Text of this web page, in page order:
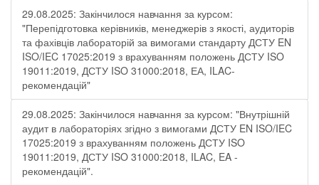
29.08.2025: Закінчилося навчання за курсом:
"Перепідготовка керівників, менеджерів з якості, аудиторів
та фахівців лабораторій за вимогами стандарту ДСТУ EN
ISO/IEC 17025:2019 з врахуванням положень ДСТУ ISO
19011:2019, ДСТУ ISO 31000:2018, ЕА, ILAC-
рекомендацій"
29.08.2025: Закінчилося навчання за курсом: "Внутрішній
аудит в лабораторіях згідно з вимогами ДСТУ EN ISO/IEC
17025:2019 з врахуванням положень ДСТУ ISO
19011:2019, ДСТУ ISO 31000:2018, ILAC, EA -
рекомендацій".